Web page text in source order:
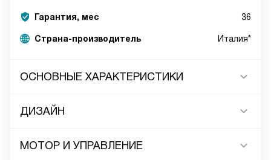
Гарантия, мес 36
Страна-производитель Италия*
ОСНОВНЫЕ ХАРАКТЕРИСТИКИ
ДИЗАЙН
МОТОР И УПРАВЛЕНИЕ